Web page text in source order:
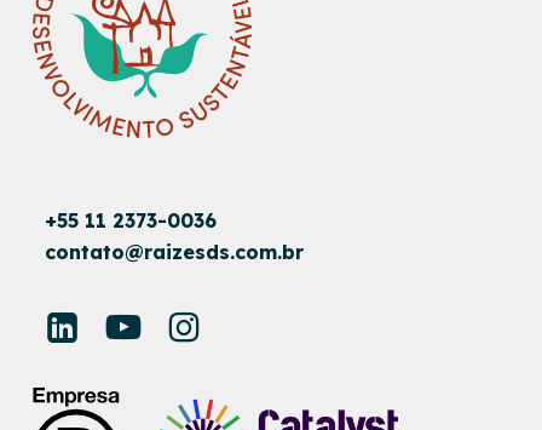
+55 11 2373-0036
contato@raizesds.com.br